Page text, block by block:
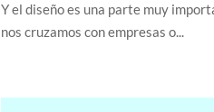
Y el diseño es una parte muy
nos cruzamos con empresas o...